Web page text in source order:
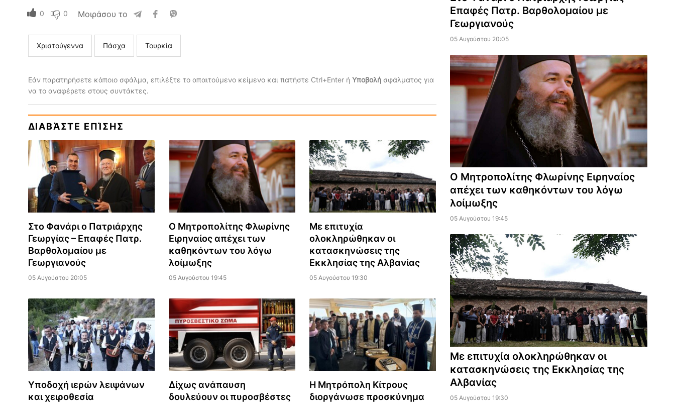
0 0 Μοιράσου το
Χριστούγεννα Πάσχα Τουρκία
Εάν παρατηρήσετε κάποιο σφάλμα, επιλέξτε το απαιτούμενο κείμενο και πατήστε Ctrl+Enter ή Υποβολήσφάλματος για
να το αναφέρετε στους συντάκτες.
ΔΙΑΒΆΣΤΕ ΕΠΊΣΗΣ
Στο Φανάρι ο Πατριάρχης
Γεωργίας – Επαφές Πατρ.
Βαρθολομαίου με
Γεωργιανούς
05 Αυγούστου 20:05
Ο Μητροπολίτης Φλωρίνης
Ειρηναίος απέχει των
καθηκόντων του λόγω
λοίμωξης
05 Αυγούστου 19:45
Με επιτυχία
ολοκληρώθηκαν οι
κατασκηνώσεις της
Εκκλησίας της Αλβανίας
05 Αυγούστου 19:30
Υποδοχή ιερών λειψάνων
και χειροθεσία
Δίχως ανάπαυση
δουλεύουν οι πυροσβέστες
Η Μητρόπολη Κίτρους
διοργάνωσε προσκύνημα
Επαφές Πατρ. Βαρθολομαίου με
Γεωργιανούς
05 Αυγούστου 20:05
Ο Μητροπολίτης Φλωρίνης Ειρηναίος
απέχει των καθηκόντων του λόγω
λοίμωξης
05 Αυγούστου 19:45
Με επιτυχία ολοκληρώθηκαν οι
κατασκηνώσεις της Εκκλησίας της
Αλβανίας
05 Αυγούστου 19:30